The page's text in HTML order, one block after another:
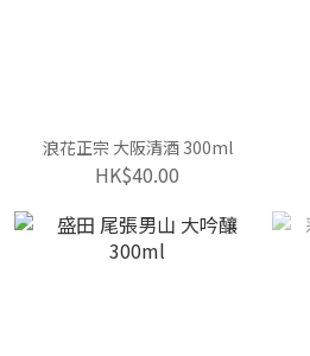
浪花正宗 大阪清酒 300ml
HK$40.00